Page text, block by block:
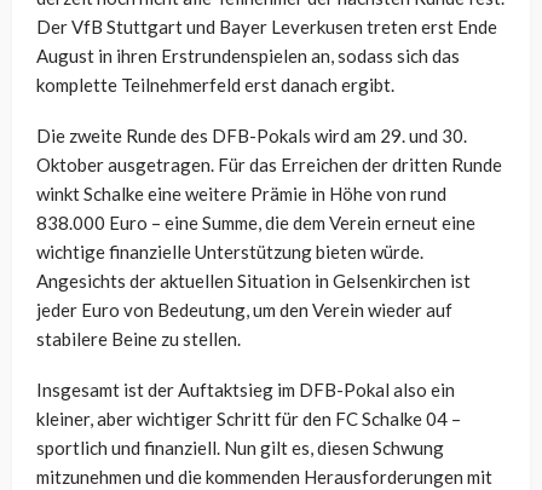
Der VfB Stuttgart und Bayer Leverkusen treten erst Ende
August in ihren Erstrundenspielen an, sodass sich das
komplette Teilnehmerfeld erst danach ergibt.
Die zweite Runde des DFB-Pokals wird am 29. und 30.
Oktober ausgetragen. Für das Erreichen der dritten Runde
winkt Schalke eine weitere Prämie in Höhe von rund
838.000 Euro – eine Summe, die dem Verein erneut eine
wichtige finanzielle Unterstützung bieten würde.
Angesichts der aktuellen Situation in Gelsenkirchen ist
jeder Euro von Bedeutung, um den Verein wieder auf
stabilere Beine zu stellen.
Insgesamt ist der Auftaktsieg im DFB-Pokal also ein
kleiner, aber wichtiger Schritt für den FC Schalke 04 –
sportlich und finanziell. Nun gilt es, diesen Schwung
mitzunehmen und die kommenden Herausforderungen mit